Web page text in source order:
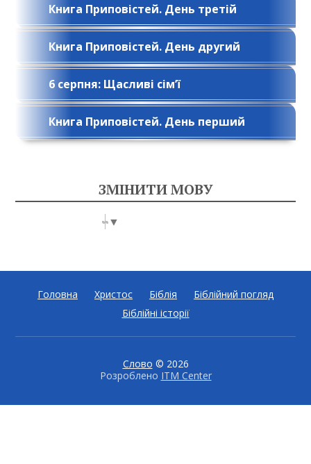
Книга Приповістей. День третій
Книга Приповістей. День другий
6 серпня: Щасливі сім’ї
Книга Приповістей. День перший
ЗМІНИТИ МОВУ
Select Language ▼
Головна Христос Біблія
Біблійний погляд
Біблійні історії
Слово © 2026
Розроблено ITM Center